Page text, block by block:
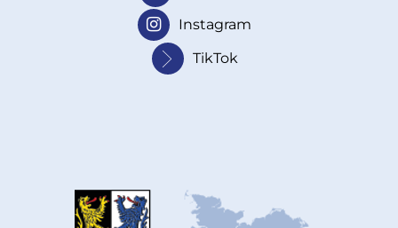
Instagram
TikTok